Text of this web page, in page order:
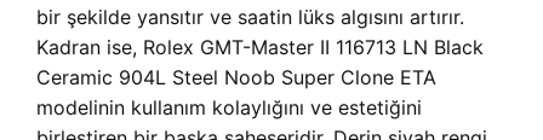
bir şekilde yansıtır ve saatin lüks algısını artırır.
Kadran ise, Rolex GMT-Master II 116713 LN Black
Ceramic 904L Steel Noob Super Clone ETA
modelinin kullanım kolaylığını ve estetiğini